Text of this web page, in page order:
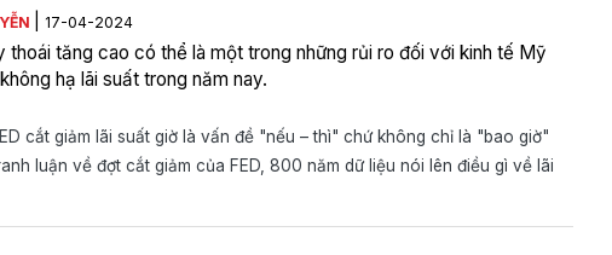
17-04-2024
thoái tăng cao có thể là một trong những rủi ro đối với kinh tế Mỹ
hạ lãi suất trong năm nay.
cắt giảm lãi suất giờ là vấn đề "nếu – thì" chứ không chỉ là "bao giờ"
luận về đợt cắt giảm của FED, 800 năm dữ liệu nói lên điều gì về lãi